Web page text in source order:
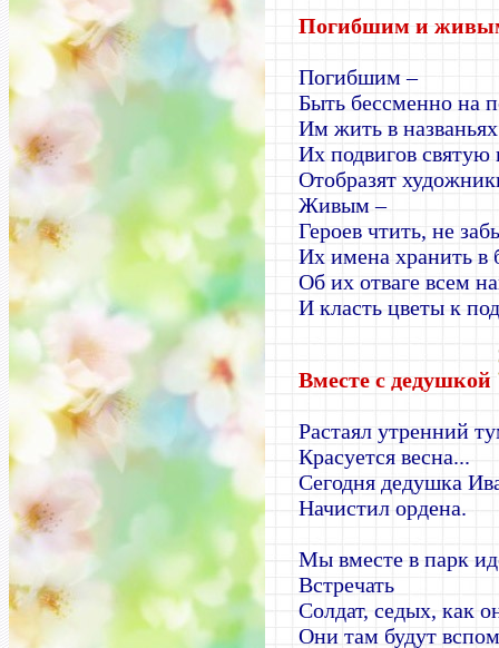
Погибшим и
Погибшим –
Быть бессменно на
Им жить в
Их подвигов святую
Отобразят
Живым –
Героев чтить, не
Их имена хранить в
Об их отваге всем
И класть цветы к
Вместе с дедушкой
Растаял утренний
Красуется весна...
Сегодня дедушка
Начистил ордена.
Мы вместе в парк
Встречать
Солдат, седых, как
Они там будут